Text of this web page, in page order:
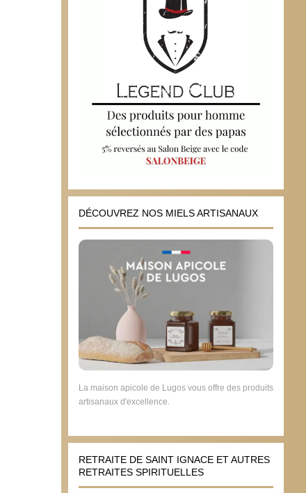
DÉCOUVREZ NOS MIELS ARTISANAUX
La maison apicole de Lugos vous offre des produits
artisanaux d'excellence.
RETRAITE DE SAINT IGNACE ET AUTRES
RETRAITES SPIRITUELLES